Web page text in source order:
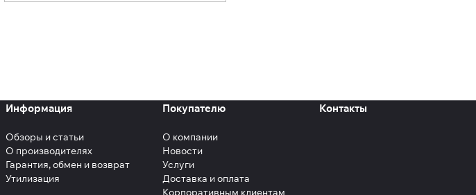
Информация
Обзоры и статьи
О производителях
Гарантия, обмен и возврат
Утилизация
Покупателю
О компании
Новости
Услуги
Доставка и оплата
Корпоративным клиентам
Контакты